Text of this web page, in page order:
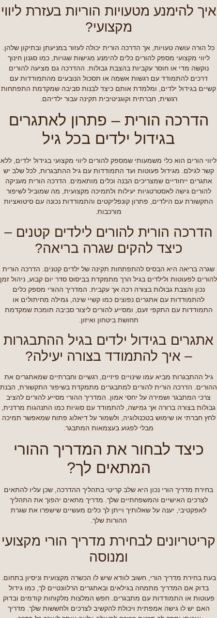
איך להימנע מטעויות הוריות בעזרת ליווי
מקצועי?
כל הורה עושה טעויות, אך הדרכה הורית יכולה לעזור במניעתן ובתיקון שלהן.
ליווי מקצועי מספק להורים כלים להימנע מגישות שגויות, כמו סגנון חינוך
נוקשה מדי או חוסר עקביות בהצבת גבולות. ההדרכה גם מציעה להורים
דרכים להתמודד עם רגשות אשמה או תסכול הנובעים מהתמודדות עם
קשיים בגידול ילדים, ומלמדת אותם כיצד לבנות סביבה שמקדמת התפתחות
רגשית, חברתית וקוגניטיבית תקינה עבור ילדיהם.
הדרכה הורית – פתרון לאתגרים
בגידול ילדים בכל גיל
ליווי הורים הוא כלי משמעותי שמספק להורים ליווי מקצועי בגידול ילדים, ללא
קשר לגילם. מגידול פעוטות ועד התמודדות עם גיל ההתבגרות, לכל שלב יש
אתגרים ייחודיים שמצריכים הבנה וכלים מותאמים. הדרכה הורית מעניקה
להורים גישה לאסטרטגיות יעילות ולתמיכה מקצועית, מה שמוביל לשיפור
התקשורת עם הילדים, פתרון קונפליקטים והתמודדות נכונה עם סיטואציות
מורכבות.
הדרכה הורית להורים לילדים קטנים –
כיצד להקים שגרה בריאה?
שגרה בריאה היא הבסיס להתפתחות תקינה של ילדים קטנים. הדרכה הורית
להורים לפעוטות ולילדים בגיל הרך מתמקדת בביסוס סדר יום קבוע, ניהול זמן
נכון והצבת גבולות בצורה רכה אך עקבית. המדריך ההורי מספק כלים
להתמודדות עם אתגרים נפוצים כמו קשיי שינה, גמילה מחיתולים או
התמודדות עם התקפי זעם, ומסייע להורים ליצור סביבה תומכת שמקדמת
תחושת ביטחון ואיזון.
אתגרים בגידול ילדים בגיל ההתבגרות
– איך להתמודד בצורה יעילה?
גיל ההתבגרות מביא עמו שינויים פיזיים, רגשיים וחברתיים שמאתגרים את
ההורים. הדרכה הורית להורים למתבגרים מתמקדת בשיפור התקשורת, הבנת
צרכי המתבגר ושמירה על יחסי אמון. המדריך ההורי מסייע להורים להציב
גבולות בצורה ברורה אך גמישה, להתמודד עם סוגיות כמו התנהגות מרדנית,
לחץ חברתי או שימוש בטכנולוגיה, ולשמור על דיאלוג פתוח שמאפשר תמיכה
מבלי לפגוע בעצמאות המתבגר.
כיצד לבחור את המדריך ההורי
המתאים לך?
בחירת מדריך הורי נכון היא שלב קריטי בתהליך ההדרכה, שכן עליו להתאים
לצרכים האישיים והמשפחתיים שלך. מדריך מתאים יהפוך את התהליך
לאפקטיבי, יענה על שאלותיך וייתן לך כלים מעשיים שישפרו את שגרת
ההורות שלך.
קריטריונים לבחירת מדריך הורי מקצועי
ומנוסה
בעת בחירת מדריך הורי, חשוב לוודא שיש לו הכשרה מקצועית וניסיון בתחום.
בדוק אם המדריך מתמחה בגילאים ובאתגרים הרלוונטיים לך, כמו גידול
פעוטות או התמודדות עם מתבגרים. חפש המלצות מלקוחות קודמים ובדוק
האם יש לו גישה אמפתית ויכולת להקשיב לצרכים ולחששות שלך. מדריך